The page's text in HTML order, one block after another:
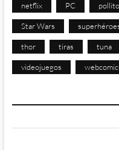
netflix PC pollito
Star Wars
thor tiras tuna
videojuegos